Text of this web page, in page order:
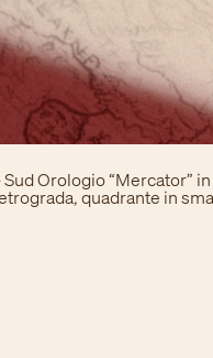
Orologio “Mercator”
quadrante in